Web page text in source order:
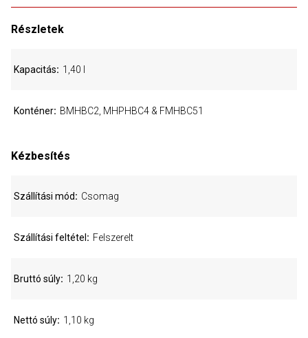
Részletek
Kapacitás 1,40 l
Konténer BMHBC2, MHPHBC4 & FMHBC51
Kézbesítés
Szállítási mód Csomag
Szállítási feltétel Felszerelt
Bruttó súly 1,20 kg
Nettó súly 1,10 kg